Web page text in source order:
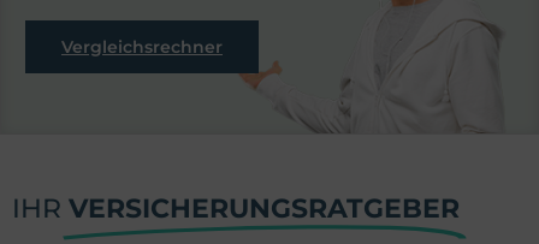
Vergleichsrechner
IHR VERSICHERUNGSRATGEBER